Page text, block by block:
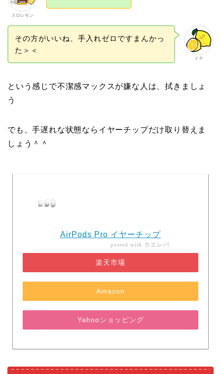
スロレモン
イチ
その方がいいね、手入れゼロですまんかっ
た＞＜
という感じで不潔感マックスが嫌な人は、拭きましょ
う
でも、手遅れな状態ならイヤーチップだけ取り替えま
しょう＾＾
AirPods Pro イヤーチップ
posted with カエレバ
楽天市場
Amazon
Yahooショッピング